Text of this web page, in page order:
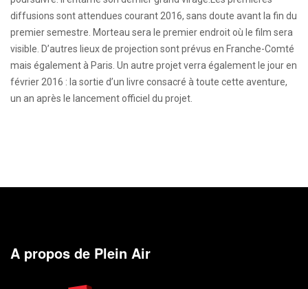
diffusions sont attendues courant 2016, sans doute avant la fin du
premier semestre. Morteau sera le premier endroit où le film sera
visible. D’autres lieux de projection sont prévus en Franche-Comté
mais également à Paris. Un autre projet verra également le jour en
février 2016 : la sortie d’un livre consacré à toute cette aventure,
un an après le lancement officiel du projet.
A propos de Plein Air